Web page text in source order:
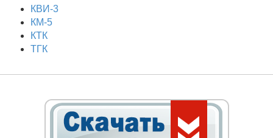
КВИ-3
КМ-5
КТК
ТГК